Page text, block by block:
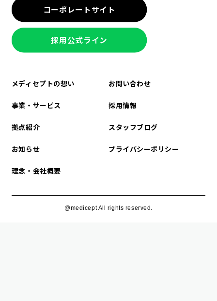
コーポレートサイト
採用公式ライン
メディセプトの想い
事業・サービス
拠点紹介
お知らせ
理念・会社概要
お問い合わせ
採用情報
スタッフブログ
プライバシーポリシー
@medicept All rights reserved.